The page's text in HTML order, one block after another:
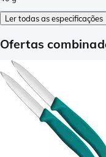
Ler todas as especificações
Ofertas